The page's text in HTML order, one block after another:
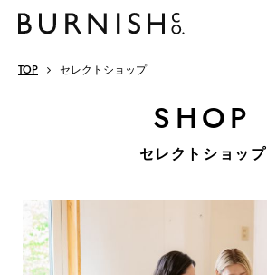
TOP セレクトショップ
SHOP
セレクトショップ